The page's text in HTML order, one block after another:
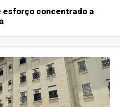
esforço concentrado a